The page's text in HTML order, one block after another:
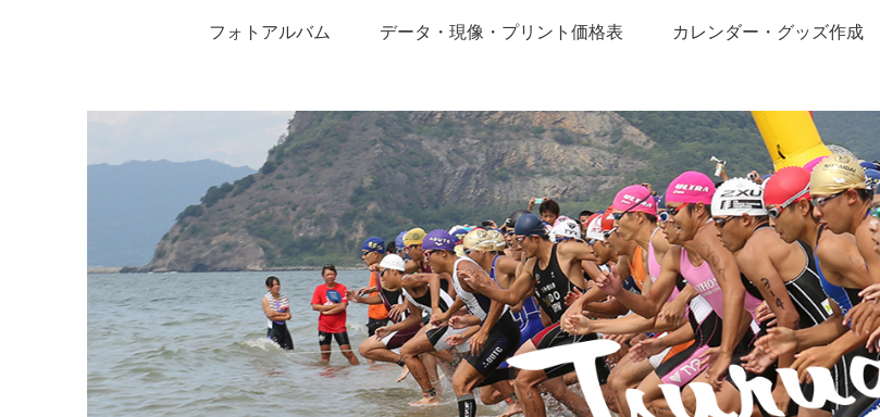
フォトアルバム データ・現像・プリント価格表 カレンダー・グッズ作成